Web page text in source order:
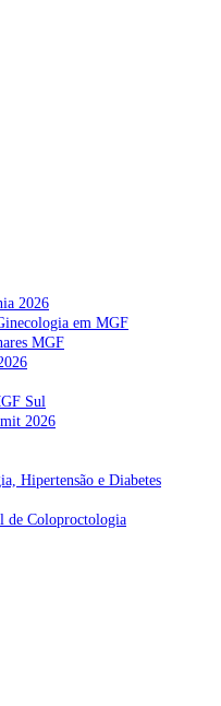
2026
em MGF
MGF
Sul
2026
Hipertensão e Diabetes
de Coloproctologia